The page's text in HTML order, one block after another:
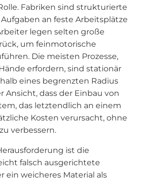
Fabriken sind strukturierte
an feste Arbeitsplätze
legen selten große
um feinmotorische
Die meisten Prozesse,
erfordern, sind stationär
eines begrenzten Radius
Ansicht, dass der Einbau von
das letztendlich an einem
Kosten verursacht, ohne
verbessern.
ist die
falsch ausgerichtete
ein weicheres Material als